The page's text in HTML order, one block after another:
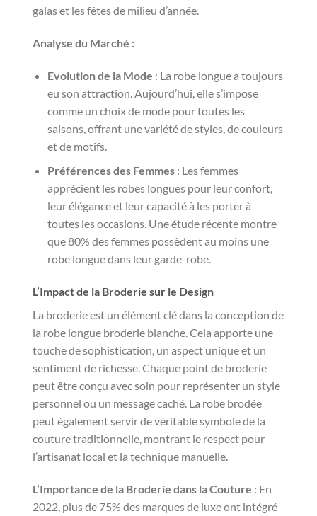
galas et les fêtes de milieu d’année.
Analyse du Marché :
Evolution de la Mode : La robe longue a toujours
eu son attraction. Aujourd’hui, elle s’impose
comme un choix de mode pour toutes les
saisons, offrant une variété de styles, de couleurs
et de motifs.
Préférences des Femmes: Les femmes
apprécient les robes longues pour leur confort,
leur élégance et leur capacité à les porter à
toutes les occasions. Une étude récente montre
que 80% des femmes possèdent au moins une
robe longue dans leur garde-robe.
L’Impact de la Broderie sur le Design
La broderie est un élément clé dans la conception de
la robe longue broderie blanche. Cela apporte une
touche de sophistication, un aspect unique et un
sentiment de richesse. Chaque point de broderie
peut être conçu avec soin pour représenter un style
personnel ou un message caché. La robe brodée
peut également servir de véritable symbole de la
couture traditionnelle, montrant le respect pour
l’artisanat local et la technique manuelle.
L’Importance de la Broderie dans la Couture : En
2022, plus de 75% des marques de luxe ont intégré